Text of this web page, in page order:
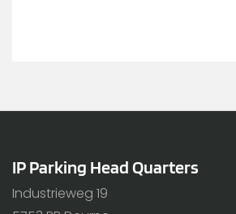
IP Parking Head Quarters
Industrieweg 19